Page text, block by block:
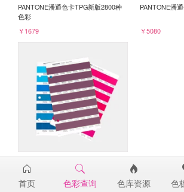
PANTONE潘通色卡TPG新版2800种
色彩
￥1679
PANTONE潘
￥5080
19-2524TPG
￥98
首页 色彩查询 色库资源 色